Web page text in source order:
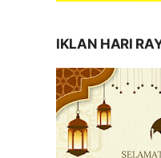
IKLAN HARI